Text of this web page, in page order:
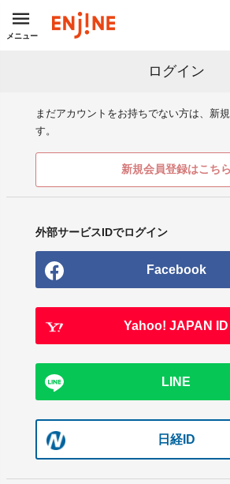
メニュー
ログイン
まだアカウントをお持ちでない方は、新
す。
新規会員登録はこちら
外部サービスIDでログイン
Facebook
Yahoo! JAPAN ID
LINE
日経ID